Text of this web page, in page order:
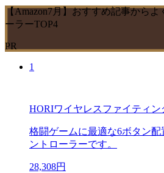
【Amazon7月】おすすめ記事から
ーラーTOP4
PR
1
HORIワイヤレスファイティン
格闘ゲームに最適な6ボタン
ントローラーです。
28,308円